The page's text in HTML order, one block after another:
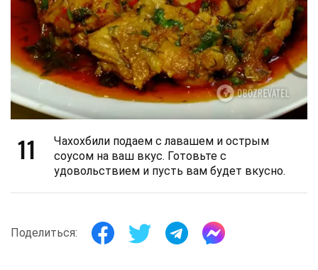
11
Чахохбили подаем с лавашем и острым
соусом на ваш вкус. Готовьте с
удовольствием и пусть вам будет вкусно.
Поделиться: